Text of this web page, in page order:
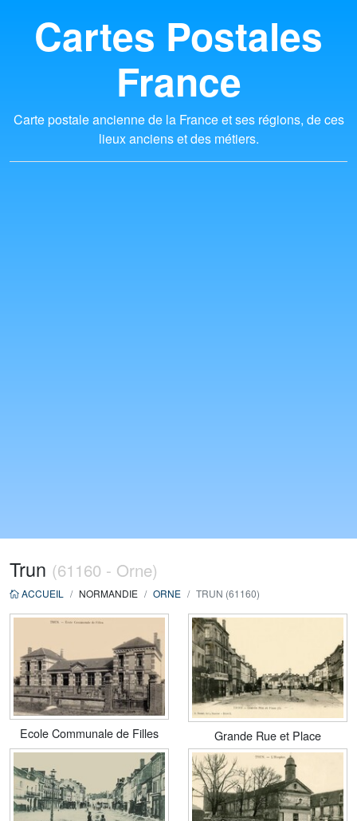
Cartes Postales
France
Carte postale ancienne de la France et ses régions, de ces
lieux anciens et des métiers.
Trun (61160 - Orne)
ACCUEIL NORMANDIE ORNE TRUN (61160)
Ecole Communale de Filles Grande Rue et Place